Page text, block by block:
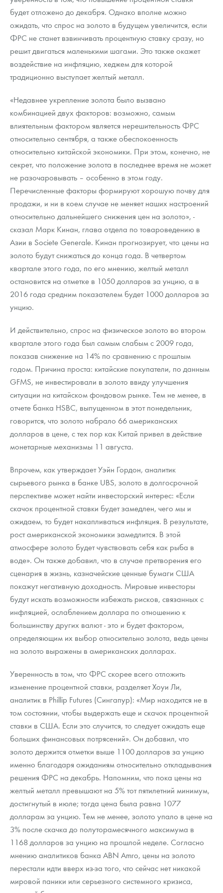
Русская нумизматика
Золотая карманная галерея
Монеты и жетоны из недрагоценных металлов
будет отложено до декабря. Однако вполне можно
ожидать, что спрос на золото в будущем увеличится, если
ФРС не станет взвинчивать процентную ставку сразу, но
решит двигаться маленькими шагами. Это также окажет
воздействие на инфляцию, хеджем для которой
традиционно выступает желтый металл.
«Недавнее укрепление золота было вызвано
комбинацией двух факторов: возможно, самым
влиятельным фактором является нерешительность ФРС
относительно сентября, а также обеспокоенность
относительно китайской экономики. При этом, конечно, не
секрет, что положение золота в последнее время не может
не разочаровывать – особенно в этом году.
Перечисленные факторы формируют хорошую почву для
продажи, и ни в коем случае не меняет наших настроений
относительно дальнейшего снижения цен на золото», -
сказал Марк Кинан, глава отдела по товароведению в
Азии в Societe Generale. Кинан прогнозирует, что цены на
золото будут снижаться до конца года. В четвертом
квартале этого года, по его мнению, желтый металл
остановится на отметке в 1050 долларов за унцию, а в
2016 года средним показателем будет 1000 долларов за
унцию.
И действительно, спрос на физическое золото во втором
квартале этого года был самым слабым с 2009 года,
показав снижение на 14% по сравнению с прошлым
годом. Причина проста: китайские покупатели, по данным
GFMS, не инвестировали в золото ввиду улучшения
ситуации на китайском фондовом рынке. Тем не менее, в
отчете банка HSBC, выпущенном в этот понедельник,
говорится, что золото набрало 66 американских
долларов в цене, с тех пор как Китай привел в действие
монетарные механизмы 11 августа.
Впрочем, как утверждает Уэйн Гордон, аналитик
сырьевого рынка в банке UBS, золото в долгосрочной
перспективе может найти инвесторский интерес: «Если
скачок процентной ставки будет замедлен, чего мы и
ожидаем, то будет накапливаться инфляция. В результате,
рост американской экономики замедлится. В этой
атмосфере золото будет чувствовать себя как рыба в
воде». Он также добавил, что в случае претворения его
сценария в жизнь, казначейские ценные бумаги США
покажут негативную доходность. Мировые инвесторы
будут искать возможности избежать рисков, связанных с
инфляцией, ослаблением доллара по отношению к
большинству других валют - это и будет фактором,
определяющим их выбор относительно золота, ведь цены
на золото выражены в американских долларах.
Уверенность в том, что ФРС скорее всего отложить
изменение процентной ставки, разделяет Хоуи Ли,
аналитик в Phillip Futures (Сингапур): «Мир находится не в
том состоянии, чтобы выдержать еще и скачок процентной
ставки в США. Если это случится, то следует ожидать еще
больших финансовых потрясений». Он добавил, что
золото держится отметки выше 1100 долларов за унцию
именно благодаря ожиданиям относительно откладывания
решения ФРС на декабрь. Напомним, что пока цены на
желтый металл превышают на 5% тот пятилетний минимум,
достигнутый в июле; тогда цена была равна 1077
долларам за унцию. Тем не менее, золото упало в цене на
3% после скачка до полуторамесячного максимума в
1168 долларов за унцию на прошлой неделе. Согласно
мнению аналитиков банка ABN Amro, цены на золото
перестали идти вверх из-за того, что сейчас нет никакой
мировой паники или серьезного системного кризиса,